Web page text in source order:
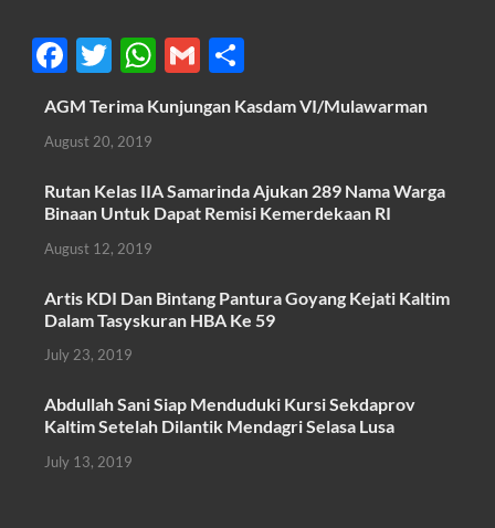
F
ac
e
b
o
o
k
T
w
itt
er
W
h
at
A
p
G
ail
h
ar
AGM Terima Kunjungan Kasdam VI/Mulawarman
August 20, 2019
Rutan Kelas IIA Samarinda Ajukan 289 Nama Warga
Binaan Untuk Dapat Remisi Kemerdekaan RI
August 12, 2019
Artis KDI Dan Bintang Pantura Goyang Kejati Kaltim
Dalam Tasyskuran HBA Ke 59
July 23, 2019
Abdullah Sani Siap Menduduki Kursi Sekdaprov
Kaltim Setelah Dilantik Mendagri Selasa Lusa
July 13, 2019